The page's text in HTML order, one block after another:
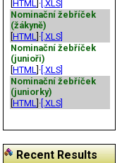
HTML ]· [.XLS]
Nominační žebříček
(žákyně)
HTML ]· [.XLS]
Nominační žebříček
(junioři)
HTML ]· [.XLS]
Nominační žebříček
(juniorky)
HTML ]· [.XLS]
Recent Results